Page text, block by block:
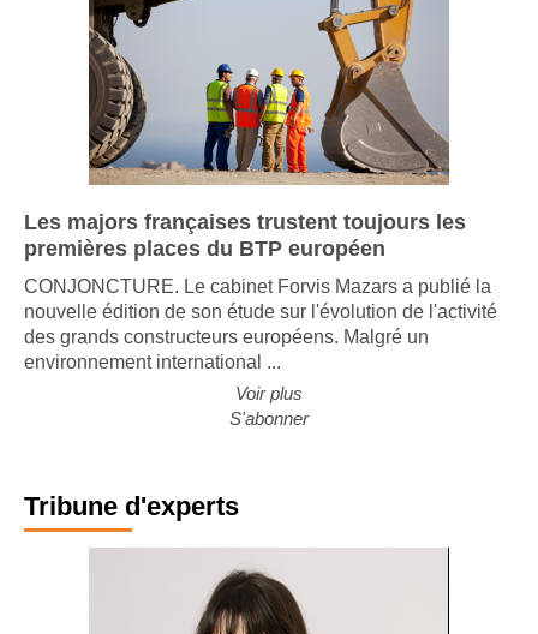
Les majors françaises trustent toujours les
premières places du BTP européen
CONJONCTURE. Le cabinet Forvis Mazars a publié la
nouvelle édition de son étude sur l'évolution de l'activité
des grands constructeurs européens. Malgré un
environnement international ...
Voir plus
S'abonner
Tribune d'experts